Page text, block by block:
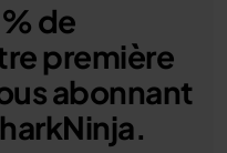
de
première
abonnant